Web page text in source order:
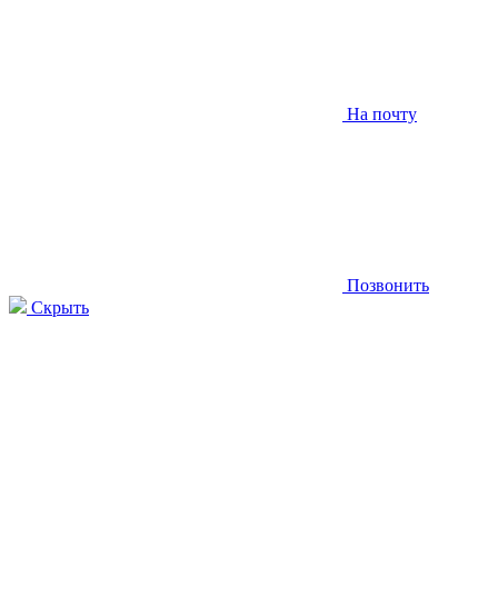
На почту
Позвонить
Скрыть